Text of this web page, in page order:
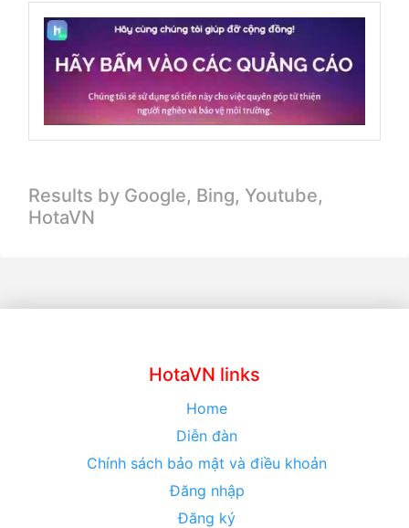
Results by Google, Bing, Youtube,
HotaVN
HotaVN links
Home
Diễn đàn
Chính sách bảo mật và điều khoản
Đăng nhập
Đăng ký